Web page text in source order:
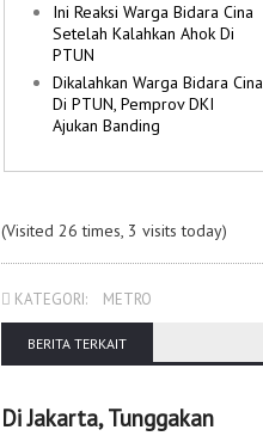
Ini Reaksi Warga Bidara Cina
Setelah Kalahkan Ahok Di
PTUN
Dikalahkan Warga Bidara Cina
Di PTUN, Pemprov DKI
Ajukan Banding
(Visited 26 times, 3 visits today)
KATEGORI: METRO
BERITA TERKAIT
Di Jakarta, Tunggakan